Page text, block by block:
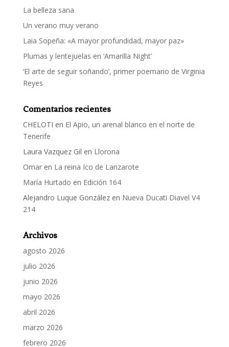
La belleza sana
Un verano muy verano
Laia Sopeña: «A mayor profundidad, mayor paz»
Plumas y lentejuelas en ‘Amarilla Night’
‘El arte de seguir soñando’, primer poemario de Virginia
Reyes
Comentarios recientes
CHELOTI en El Apio, un arenal blanco en el norte de
Tenerife
Laura Vazquez Gil en Llorona
Omaren La reina Ico de Lanzarote
María Hurtado en Edición 164
Alejandro Luque Gonzálezen Nueva Ducati Diavel V4
214
Archivos
agosto 2026
julio 2026
junio 2026
mayo 2026
abril 2026
marzo 2026
febrero 2026